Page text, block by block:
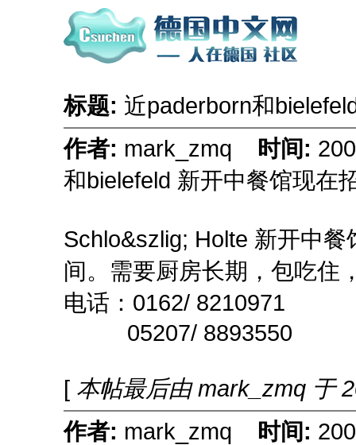
标题: 近paderborn和
作者: mark_zmq 时间:
和bielefeld 新开中餐馆现在
Schlo&szlig; Holte 新开中
间。需要厨房长期，包吃住
电话：0162/ 8210971
05207/ 8893550
[ 本帖最后由 mark_zmq 于
作者: mark_zmq 时间: